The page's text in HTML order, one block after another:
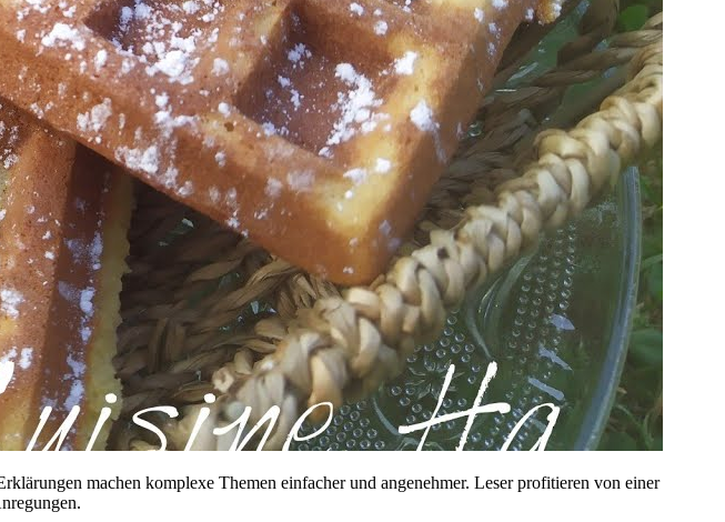
machen komplexe Themen einfacher und angenehmer. Leser profitieren von einer